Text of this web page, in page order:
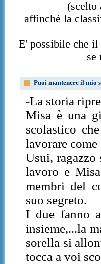
(scelto
affinché la
E' possibile che
se
Puoi mantenere il mio
-La storia
Misa è una
scolastico
lavorare
Usui, ragazzo
lavoro e
membri del
suo segreto.
I due fanno
insieme,...la
sorella si
tocca a voi